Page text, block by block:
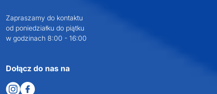
Zapraszamy do kontaktu
od poniedziałku do piątku
w godzinach 8:00 - 16:00
Dołącz do nas na